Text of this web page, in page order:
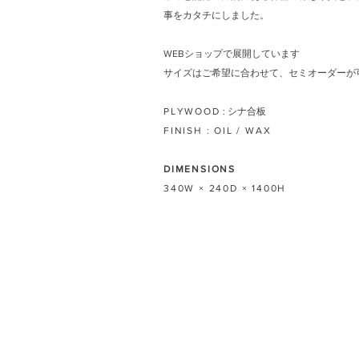
事をカタチにしました。
WEBショップで展開しています
サイズはご希望に合わせて、セミオーダーが
PLYWOOD : シナ合板
FINISH : OIL / WAX
DIMENSIONS
340W × 240D × 1400H